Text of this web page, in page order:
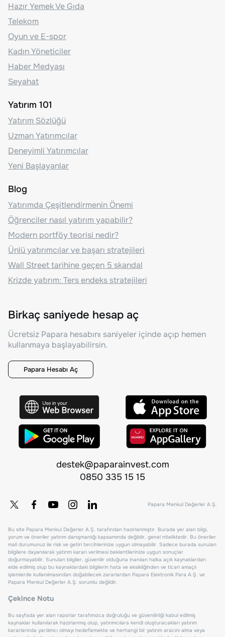
Hazır Yemek Ve Gıda
Telekom
Oyun ve E-spor
Kadın Yöneticiler
Haber Medyası
Seyahat
Yatırım 101
Yatırım Sözlüğü
Uzman Yatırımcılar
Deneyimli Yatırımcılar
Yeni Başlayanlar
Blog
Yatırımda Çeşitlendirmenin Önemi
Öğrenciler nasıl yatırım yapabilir?
Modern portföy teorisi nedir?
Ünlü yatırımcılar ve başarı stratejileri
Wall Street tarihine geçen 5 skandal
Krizde yatırım: Ters endeks stratejileri
Birkaç saniyede hesap aç
Ücretsiz Papara hesabını saniyeler içinde açıp hemen
kullanmaya başlayabilirsin.
Papara Hesabı Aç
destek@paparainvest.com
0850 335 15 15
Papara Menkul Değerler A.Ş.
Bu site Papara Menkul Değerler A.Ş. tarafından hazırlanmıştır. Burada yer alan bilgi,
yorum ve öneriler yatırım danışmanlığı kapsamında değildir, genel niteliktedir. Bu öneriler
mali durumunuz ile risk ve getiri tercihlerinize uygun olmayabilir. Sadece burada sunulan
bilgilere dayanılarak yatırım kararı verilmesi beklentilerinize uygun sonuçlar
doğurmayabilir. Sunulan bilgiler, güvenilir olduğuna inanılan halka açık kaynaklardan
elde edilmiş olup bu kaynaklardaki bilgilerin hata ve eksikliğinden ve ticari amaçlı
işlemlerde kullanılmasından doğabilecek zararlardan Papara Elektronik Para A.Ş. ve
Papara Menkul Değerler A.Ş. sorumlu değildir.
Çekince Notu
Bu sayfada yer alan raporlar tarafımızca doğruluğu ve güvenilirliği kabul edilmiş
kaynaklar kullanılarak hazırlanmış olup, yatırımcılara kendi oluşturacakları yatırım
kararlarında yardımcı olmayı hedeflemekte ve herhangi bir yatırım aracını alma veya